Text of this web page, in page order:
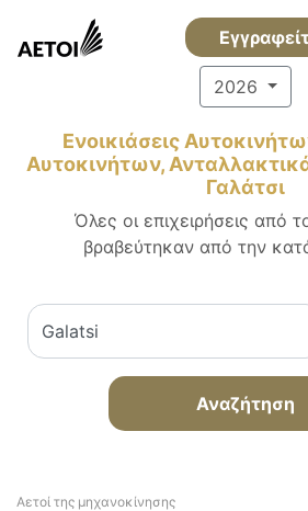
2026
Ενοικιάσεις
Αυτοκινήτων,
Γαλάτσι
Όλες οι επιχειρήσεις από
βραβεύτηκαν από την
Αναζήτηση
Αετοί της μηχανοκίνησης